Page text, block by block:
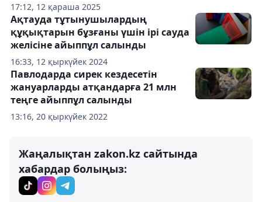
17:12, 12 қараша 2025
16:33, 12 қыркүйек 2024
Ақтауда тұтынушылардың
құқықтарын бұзғаны үшін ірі сауда
желісіне айыппұл салынды
13:16, 20 қыркүйек 2022
Павлодарда сирек кездесетін
жануарларды атқандарға 21 млн
теңге айыппұл салынды
Жаңалықтан zakon.kz сайтында
хабардар болыңыз: